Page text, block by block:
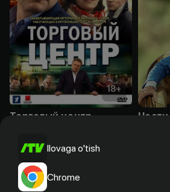
18+
Торговый центр
Ilovaga o'tish
Chrome